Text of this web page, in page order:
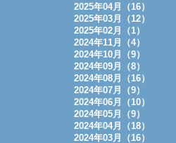
2025年04月（16）
2025年03月（12）
2025年02月（1）
2024年11月（4）
2024年10月（9）
2024年09月（8）
2024年08月（16）
2024年07月（9）
2024年06月（10）
2024年05月（9）
2024年04月（18）
2024年03月（16）